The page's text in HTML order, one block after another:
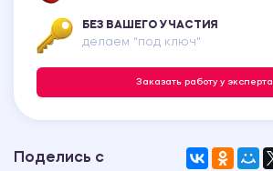
БЕЗ ВАШЕГО УЧАСТИЯ
делаем "под ключ"
Заказать работу у эксперта
Поделись с